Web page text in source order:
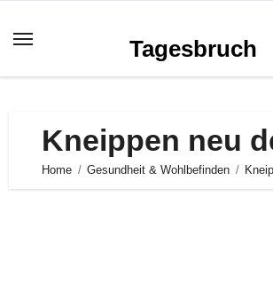
Inhalt
Tagesbruch
Kneippen neu
Home Gesundheit & Wohlbefinden